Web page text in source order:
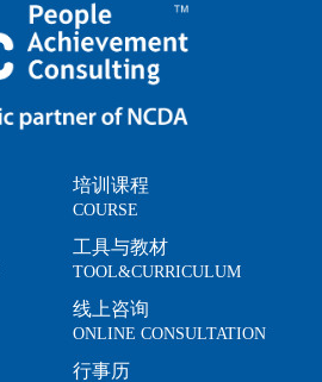
培训课程
COURSE
工具与教材
TOOL&CURRICULUM
线上咨询
ONLINE CONSULTATION
行事历